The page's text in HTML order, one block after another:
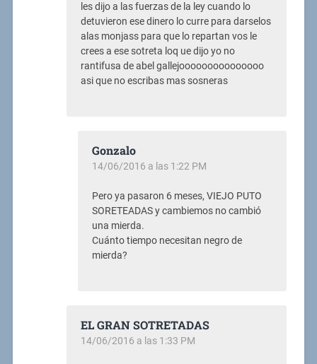
les dijo a las fuerzas de la ley cuando lo
detuvieron ese dinero lo curre para darselos
alas monjass para que lo repartan vos le
crees a ese sotreta loq ue dijo yo no
rantifusa de abel gallejooooooooooooooo
asi que no escribas mas sosneras
Gonzalo
14/06/2016 a las 1:22 PM
Pero ya pasaron 6 meses, VIEJO PUTO
SORETEADAS y cambiemos no cambió
una mierda.
Cuánto tiempo necesitan negro de
mierda?
EL GRAN SOTRETADAS
14/06/2016 a las 1:33 PM